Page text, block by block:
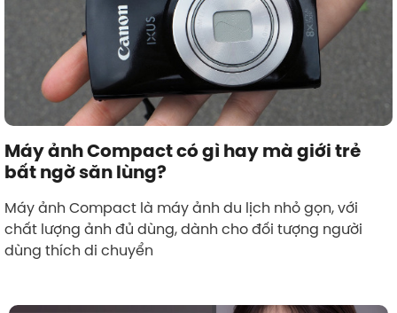
Máy ảnh Compact có gì hay mà giới trẻ
bất ngờ săn lùng?
Máy ảnh Compact là máy ảnh du lịch nhỏ gọn, với
chất lượng ảnh đủ dùng, dành cho đối tượng người
dùng thích di chuyển